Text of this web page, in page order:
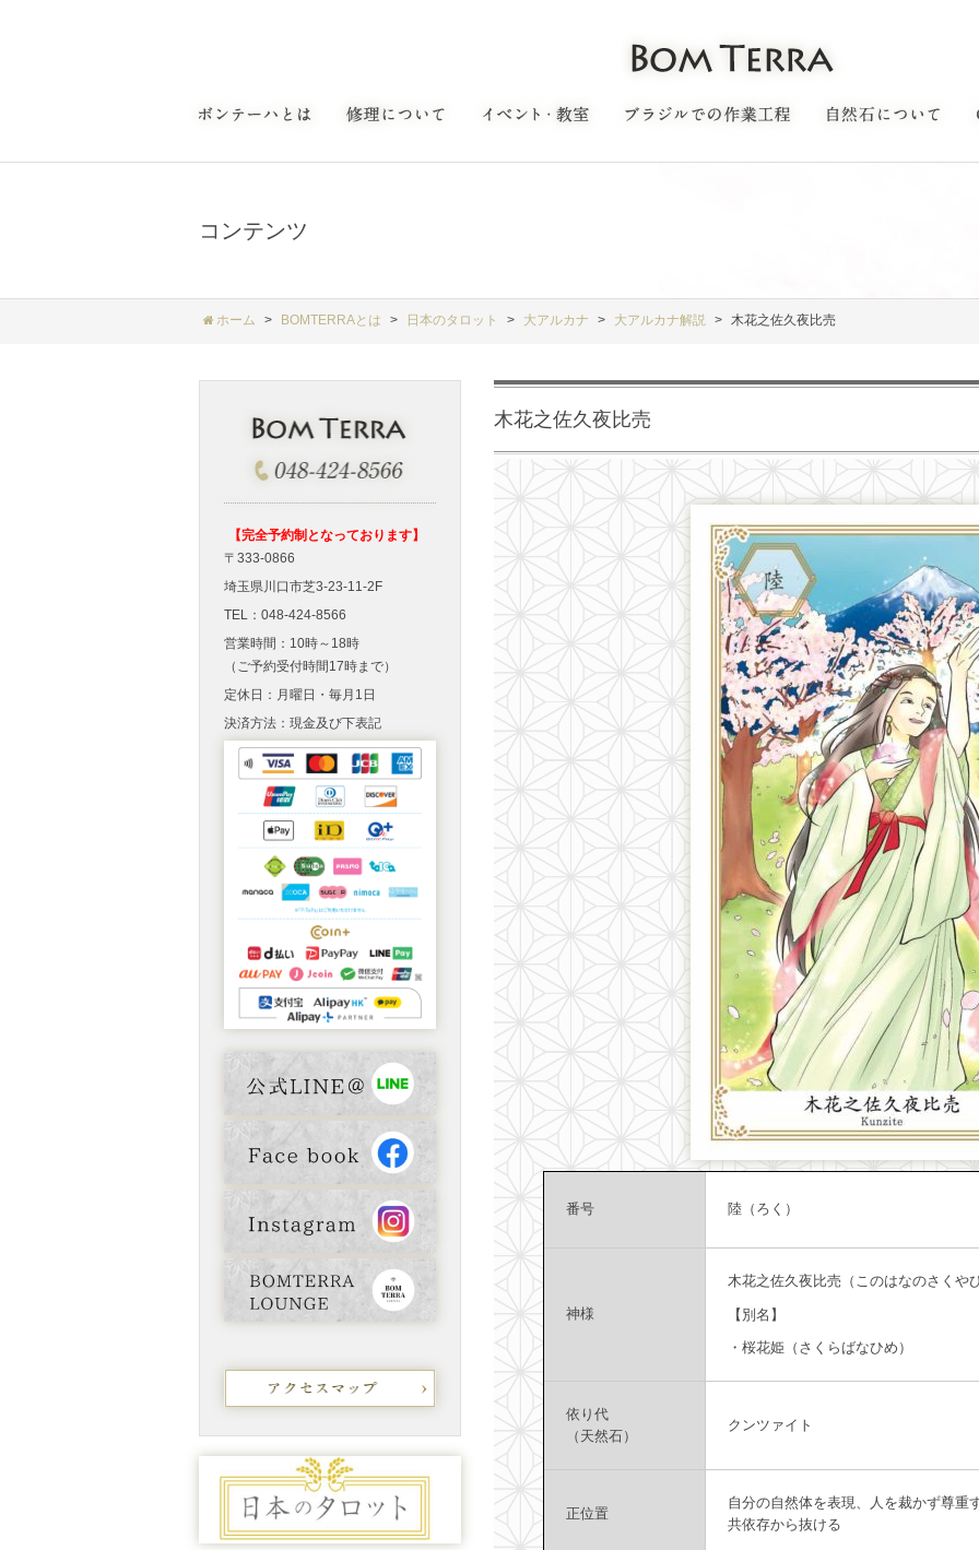
コンテンツ
ホーム BOMTERRAとは 日本のタロット 大アルカナ 大アルカナ解説 木花之佐久夜比売
木花之佐久夜比売
番号 陸（ろく）
神様
木花之佐久夜比売（このはなのさくや
【別名】
・桜花姫（さくらばなひめ）
依り代
（天然石）
クンツァイト
正位置
自分の自然体を表現、人を裁かず尊重
共依存から抜ける
【完全予約制となっております】
〒333-0866
埼玉県川口市芝3-23-11-2F
TEL：048-424-8566
営業時間：10時～18時
（ご予約受付時間17時まで）
定休日：月曜日・毎月1日
決済方法：現金及び下表記